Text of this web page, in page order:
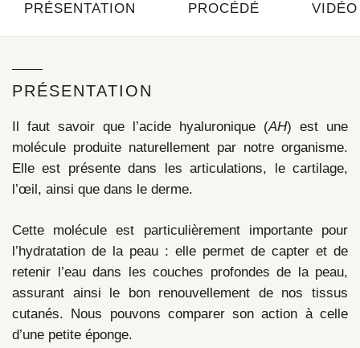
PRÉSENTATION PROCÉDÉ VIDÉO
PRÉSENTATION
Il faut savoir que l’acide hyaluronique (AH) est une
molécule produite naturellement par notre organisme.
Elle est présente dans les articulations, le cartilage,
l’œil, ainsi que dans le derme.
Cette molécule est particulièrement importante pour
l’hydratation de la peau : elle permet de capter et de
retenir l’eau dans les couches profondes de la peau,
assurant ainsi le bon renouvellement de nos tissus
cutanés. Nous pouvons comparer son action à celle
d’une petite éponge.